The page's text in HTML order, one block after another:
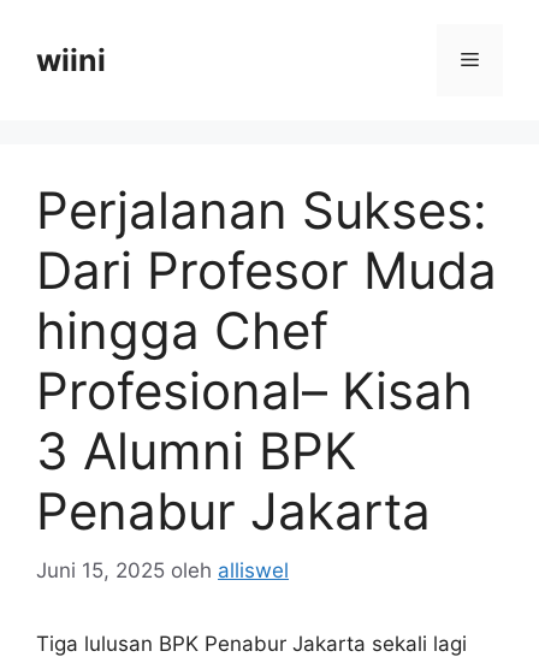
wiini Menu
Perjalanan Sukses:
Dari Profesor Muda
hingga Chef
Profesional– Kisah
3 Alumni BPK
Penabur Jakarta
Juni 15, 2025 oleh alliswel
Tiga lulusan BPK Penabur Jakarta sekali lagi